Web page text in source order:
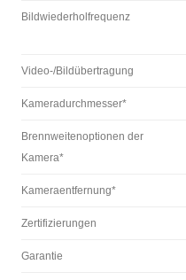
Bildwiederholfrequenz
Video-/Bildübertragung
Kameradurchmesser*
Brennweitenoptionen der
Kamera*
Kameraentfernung*
Zertifizierungen
Garantie